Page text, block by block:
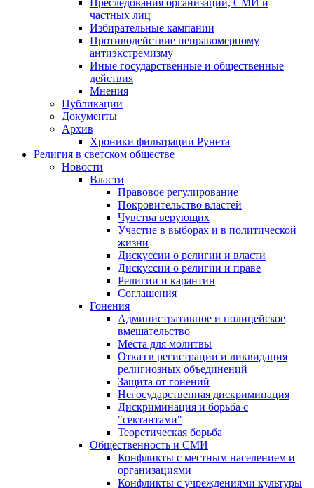
Преследования организаций, СМИ и
частных лиц
Избирательные кампании
Противодействие неправомерному
антиэкстремизму
Иные государственные и общественные
действия
Мнения
Публикации
Документы
Архив
Хроники фильтрации Рунета
Религия в светском обществе
Новости
Власти
Правовое регулирование
Покровительство властей
Чувства верующих
Участие в выборах и в политической
жизни
Дискуссии о религии и власти
Дискуссии о религии и праве
Религии и карантин
Соглашения
Гонения
Административное и полицейское
вмешательство
Места для молитвы
Отказ в регистрации и ликвидация
религиозных объединений
Защита от гонений
Негосударственная дискриминация
Дискриминация и борьба с
"сектантами"
Теоретическая борьба
Общественность и СМИ
Конфликты с местным населением и
организациями
Конфликты с учреждениями культуры